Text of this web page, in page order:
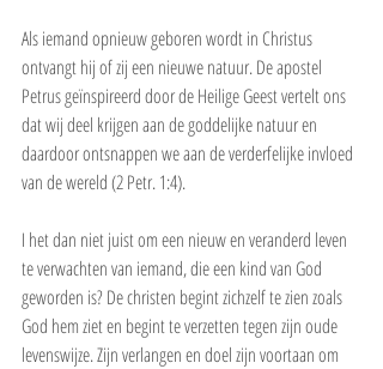
Als iemand opnieuw geboren wordt in Christus
ontvangt hij of zij een nieuwe natuur. De apostel
Petrus geïnspireerd door de Heilige Geest vertelt ons
dat wij deel krijgen aan de goddelijke natuur en
daardoor ontsnappen we aan de verderfelijke invloed
van de wereld (2 Petr. 1:4).
I het dan niet juist om een nieuw en veranderd leven
te verwachten van iemand, die een kind van God
geworden is? De christen begint zichzelf te zien zoals
God hem ziet en begint te verzetten tegen zijn oude
levenswijze. Zijn verlangen en doel zijn voortaan om